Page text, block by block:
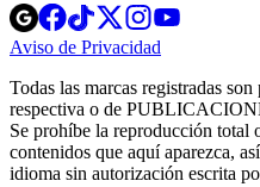
Opens
in
new
Opens
in
new
Opens
in
new
window
Opens
new
windowwindow
Aviso de Privacidad
new
window
Todas las marcas registradas
respectiva o de
Se prohíbe la reproducción total
contenidos que aquí aparezca,
idioma sin autorización escrita